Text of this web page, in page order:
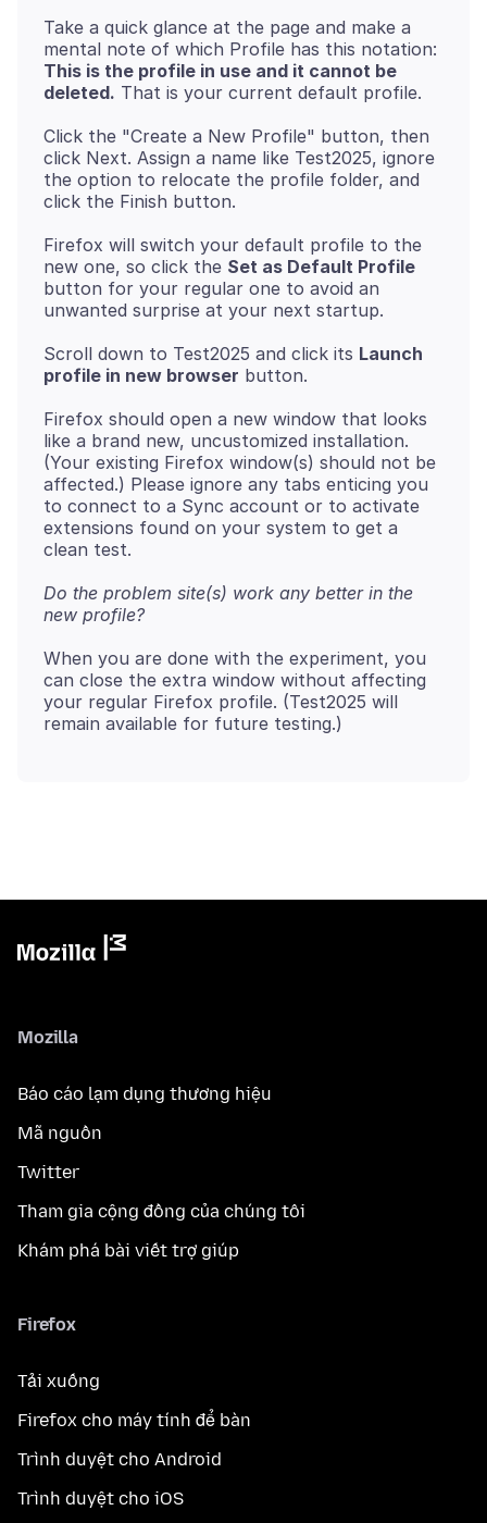
Take a quick glance at the page and make a
mental note of which Profile has this notation:
This is the profile in use and it cannot be
deleted.
Click the "Create a New Profile" button, then
click Next. Assign a name like Test2025, ignore
the option to relocate the profile folder, and
Firefox will switch your default profile to the
new one, so click the Set as Default Profile
button for your regular one to avoid an
Scroll down to Test2025 and click its Launch
profile in new browser
Firefox should open a new window that looks
like a brand new, uncustomized installation.
(Your existing Firefox window(s) should not be
affected.) Please ignore any tabs enticing you
to connect to a Sync account or to activate
extensions found on your system to get a
Do the problem site(s) work any better in the
new profile?
When you are done with the experiment, you
can close the extra window without affecting
your regular Firefox profile. (Test2025 will
Mozilla
Báo cáo lạm dụng thương hiệu
Mã nguồn
Twitter
Tham gia cộng đồng của chúng tôi
Khám phá bài viết trợ giúp
Firefox
Tải xuống
Firefox cho máy tính để bàn
Trình duyệt cho Android
Trình duyệt cho iOS